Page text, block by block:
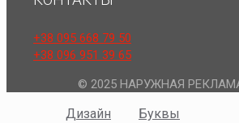
+38 095 668 79 50
+38 096 951 39 65
© 2025 НАРУЖНАЯ
Дизайн
Буквы